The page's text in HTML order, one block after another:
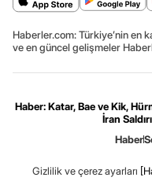
Haberler.com: Türkiye’nin en
ve en güncel gelişmeler
Haber: Katar, Bae ve Kik,
İran
Haber
Gizlilik ve çerez ayarları